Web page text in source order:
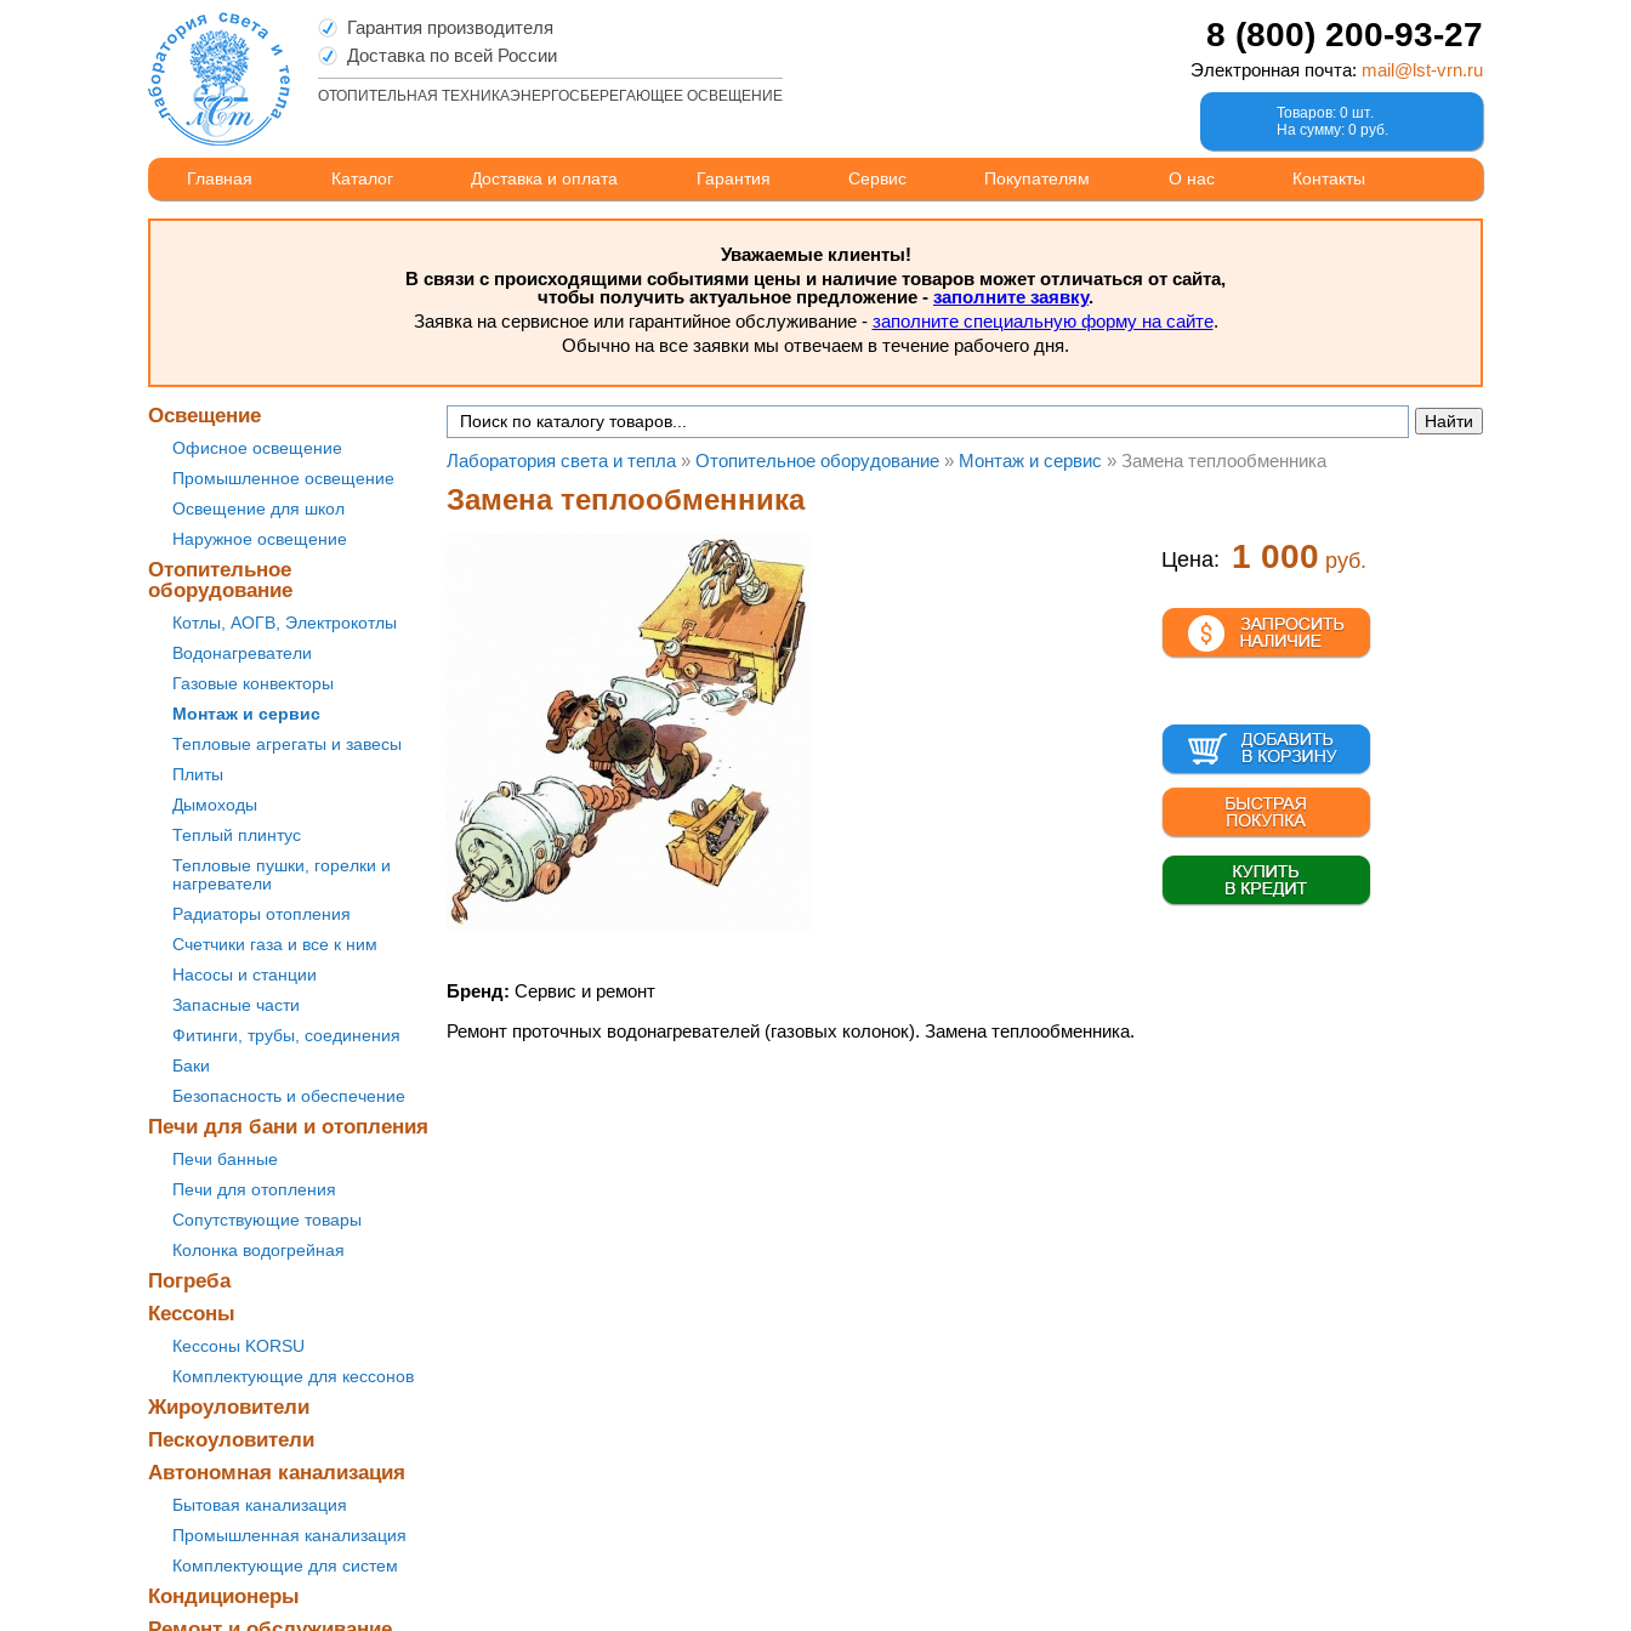
Гарантия производителя
Доставка по всей России
ОТОПИТЕЛЬНАЯ ТЕХНИКАЭНЕРГОСБЕРЕГАЮЩЕЕ ОСВЕЩЕНИЕ
8 (800) 200-93-27
Электронная почта: mail@lst-vrn.ru
Товаров: 0 шт.
На сумму: 0 руб.
Главная Каталог Доставка и оплата Гарантия Сервис Покупателям О нас Контакты
Уважаемые клиенты!
В связи с происходящими событиями цены и наличие товаров может отличаться от сайта,
чтобы получить актуальное предложение - заполните заявку.
Заявка на сервисное или гарантийное обслуживание - заполните специальную форму на сайте.
Обычно на все заявки мы отвечаем в течение рабочего дня.
Освещение
Офисное освещение
Промышленное освещение
Освещение для школ
Наружное освещение
Отопительное
оборудование
Котлы, АОГВ, Электрокотлы
Водонагреватели
Газовые конвекторы
Монтаж и сервис
Тепловые агрегаты и завесы
Плиты
Дымоходы
Теплый плинтус
Тепловые пушки, горелки и
нагреватели
Радиаторы отопления
Счетчики газа и все к ним
Насосы и станции
Запасные части
Фитинги, трубы, соединения
Баки
Безопасность и обеспечение
Печи для бани и отопления
Печи банные
Печи для отопления
Сопутствующие товары
Колонка водогрейная
Погреба
Кессоны
Кессоны KORSU
Комплектующие для кессонов
Жироуловители
Пескоуловители
Автономная канализация
Бытовая канализация
Промышленная канализация
Комплектующие для систем
Кондиционеры
Лаборатория света и тепла » Отопительное оборудование » Монтаж и сервис » Замена теплообменника
Замена теплообменника
Цена: 1 000 руб.
Бренд: Сервис и ремонт
Ремонт проточных водонагревателей (газовых колонок). Замена теплообменника.